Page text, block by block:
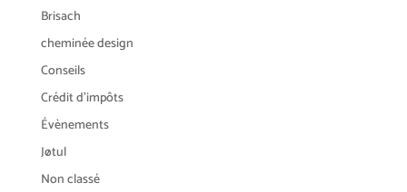
Brisach
cheminée design
Conseils
Crédit d'impôts
Évènements
Jøtul
Non classé